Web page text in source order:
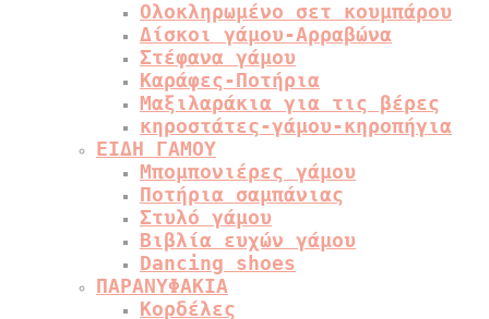
Ολοκληρωμένο σετ κουμπάρου
Δίσκοι γάμου-Αρραβώνα
Στέφανα γάμου
Καράφες-Ποτήρια
Μαξιλαράκια για τις βέρες
κηροστάτες-γάμου-κηροπήγια
ΕΙΔΗ ΓΑΜΟΥ
Μπομπονιέρες γάμου
Ποτήρια σαμπάνιας
Στυλό γάμου
Βιβλία ευχών γάμου
Dancing shoes
ΠΑΡΑΝΥΦΑΚΙΑ
Κορδέλες